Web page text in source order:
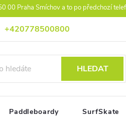
00 Praha Smíchov a to po předchozí
+420778500800
Inovation Práva z vad reklamace
HLEDAT
Paddleboardy SurfSkate